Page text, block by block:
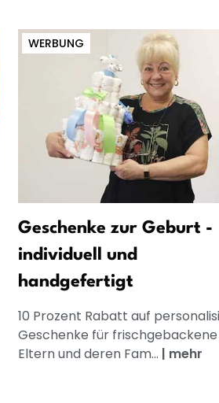
WERBUNG
Geschenke zur Geburt -
individuell und
handgefertigt
10 Prozent Rabatt auf
Geschenke für frischgebackene
Eltern und deren Fam... | mehr